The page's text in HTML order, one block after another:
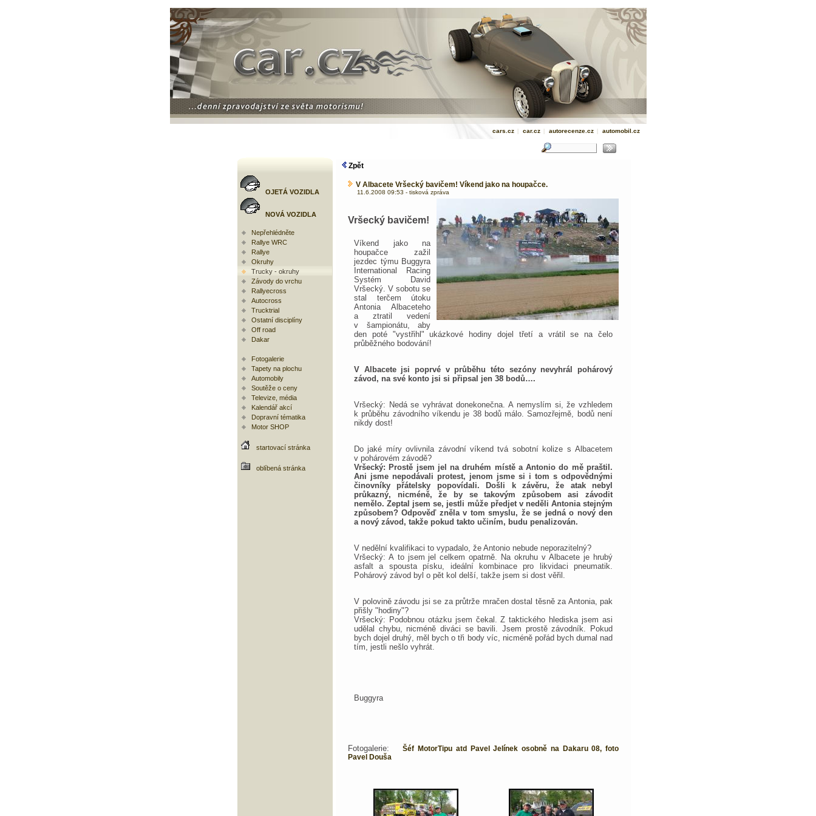
cars.cz | car.cz | autorecenze.cz | automobil.cz
OJETÁ VOZIDLA
NOVÁ VOZIDLA
Nepřehlédněte
Rallye WRC
Rallye
Okruhy
Trucky - okruhy
Závody do vrchu
Rallyecross
Autocross
Trucktrial
Ostatní disciplíny
Off road
Dakar
Fotogalerie
Tapety na plochu
Automobily
Soutěže o ceny
Televize, média
Kalendář akcí
Dopravní tématika
Motor SHOP
startovací stránka
oblíbená stránka
Zpět
V Albacete Vršecký bavičem! Víkend jako na houpačce.
11.6.2008 09:53 - tisková zpráva
Vršecký bavičem!
Víkend jako na
houpačce zažil
jezdec týmu Buggyra
International Racing
Systém David
Vršecký. V sobotu se
stal terčem útoku
Antonia Albaceteho
a ztratil vedení
v šampionátu, aby
den poté "vystřihl" ukázkové hodiny dojel třetí a vrátil se na čelo
průběžného bodování!
V Albacete jsi poprvé v průběhu této sezóny nevyhrál pohárový
závod, na své konto jsi si připsal jen 38 bodů….
Vršecký: Nedá se vyhrávat donekonečna. A nemyslím si, že vzhledem
k průběhu závodního víkendu je 38 bodů málo. Samozřejmě, bodů není
nikdy dost!
Do jaké míry ovlivnila závodní víkend tvá sobotní kolize s Albacetem
v pohárovém závodě?
Vršecký: Prostě jsem jel na druhém místě a Antonio do mě praštil.
Ani jsme nepodávali protest, jenom jsme si i tom s odpovědnými
činovníky přátelsky popovídali. Došli k závěru, že atak nebyl
průkazný, nicméně, že by se takovým způsobem asi závodit
nemělo. Zeptal jsem se, jestli může předjet v neděli Antonia stejným
způsobem? Odpověď zněla v tom smyslu, že se jedná o nový den
a nový závod, takže pokud takto učiním, budu penalizován.
V nedělní kvalifikaci to vypadalo, že Antonio nebude neporazitelný?
Vršecký: A to jsem jel celkem opatrně. Na okruhu v Albacete je hrubý
asfalt a spousta písku, ideální kombinace pro likvidaci pneumatik.
Pohárový závod byl o pět kol delší, takže jsem si dost věřil.
V polovině závodu jsi se za průtrže mračen dostal těsně za Antonia, pak
přišly "hodiny"?
Vršecký: Podobnou otázku jsem čekal. Z taktického hlediska jsem asi
udělal chybu, nicméně diváci se bavili. Jsem prostě závodník. Pokud
bych dojel druhý, měl bych o tři body víc, nicméně pořád bych dumal nad
tím, jestli nešlo vyhrát.
Buggyra
Fotogalerie:
Šéf MotorTipu atd Pavel Jelínek osobně na Dakaru 08, foto
Pavel Douša